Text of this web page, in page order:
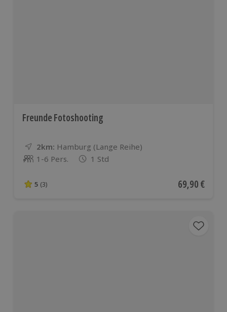
Freunde Fotoshooting
2km: Entfernung
Standort
Hamburg (Lange Reihe)
Anzahl der Teilnehmer
1-6 Pers. 1 Std
5 von 5 Sternen basierend auf 3 Bewertungen
5 (3) Aktueller
69,90 €